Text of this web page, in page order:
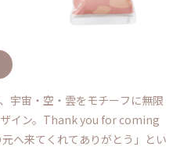
宇宙・空・雲をモチーフに無限
イン。Thank you for coming
へ来てくれてありがとう」とい